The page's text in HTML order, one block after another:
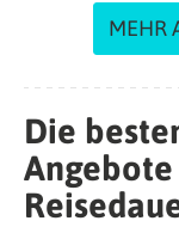
MEHR
Die